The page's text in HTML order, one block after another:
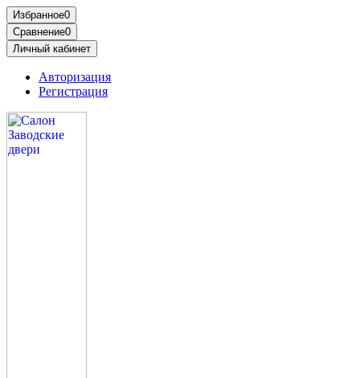
Избранное0
Сравнение0
Личный кабинет
Авторизация
Регистрация